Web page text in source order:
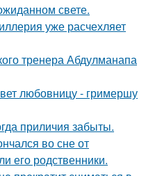
свете.
уже расчехляет
тренера Абдулманапа
любовницу - гримершу
приличия забыты.
во сне от
его родственники.